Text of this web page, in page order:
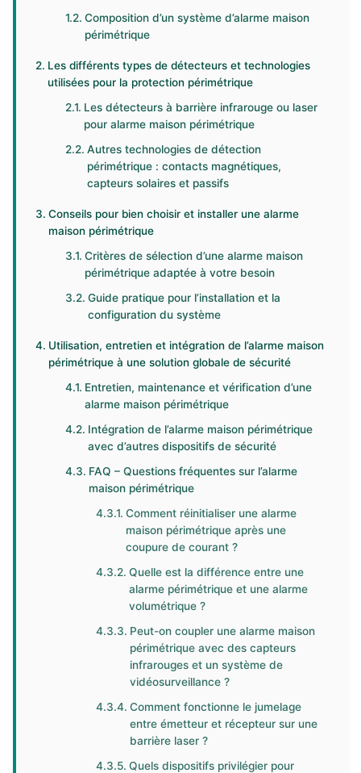
Composition d’un système d’alarme maison
périmétrique
Les différents types de détecteurs et technologies
utilisées pour la protection périmétrique
Les détecteurs à barrière infrarouge ou laser
pour alarme maison périmétrique
Autres technologies de détection
périmétrique : contacts magnétiques,
capteurs solaires et passifs
Conseils pour bien choisir et installer une alarme
maison périmétrique
Critères de sélection d’une alarme maison
périmétrique adaptée à votre besoin
Guide pratique pour l’installation et la
configuration du système
Utilisation, entretien et intégration de l’alarme maison
périmétrique à une solution globale de sécurité
Entretien, maintenance et vérification d’une
alarme maison périmétrique
Intégration de l’alarme maison périmétrique
avec d’autres dispositifs de sécurité
FAQ – Questions fréquentes sur l’alarme
maison périmétrique
Comment réinitialiser une alarme
maison périmétrique après une
coupure de courant ?
Quelle est la différence entre une
alarme périmétrique et une alarme
volumétrique ?
Peut-on coupler une alarme maison
périmétrique avec des capteurs
infrarouges et un système de
vidéosurveillance ?
Comment fonctionne le jumelage
entre émetteur et récepteur sur une
barrière laser ?
Quels dispositifs privilégier pour